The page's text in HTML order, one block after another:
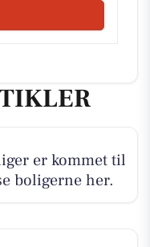
er kommet til
boligerne her.